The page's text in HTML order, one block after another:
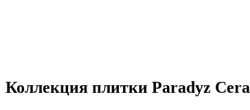
Коллекция плитки Paradyz